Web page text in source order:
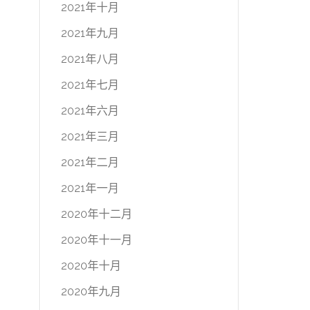
2021年十月
2021年九月
2021年八月
2021年七月
2021年六月
2021年三月
2021年二月
2021年一月
2020年十二月
2020年十一月
2020年十月
2020年九月